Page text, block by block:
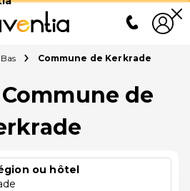
Commune de Kerkrade
de
ou hôtel